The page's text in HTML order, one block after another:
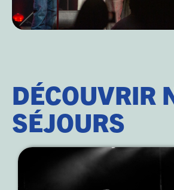
DÉCOUVRIR
SÉJOURS